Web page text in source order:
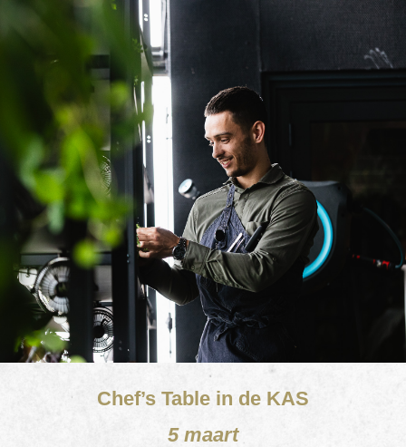
Chef’s Table in de KAS
5 maart